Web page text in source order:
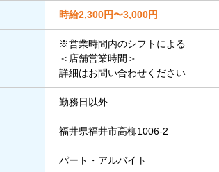
時給2,300円〜3,000円
※営業時間内のシフトによる
＜店舗営業時間＞
詳細はお問い合わせください
勤務日以外
福井県福井市高柳1006-2
パート・アルバイト